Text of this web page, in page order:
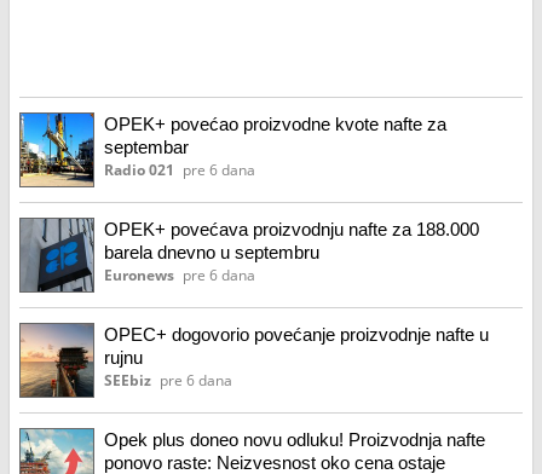
OPEK+ povećao proizvodne kvote nafte za
septembar
Radio 021 pre 6 dana
OPEK+ povećava proizvodnju nafte za 188.000
barela dnevno u septembru
Euronews pre 6 dana
OPEC+ dogovorio povećanje proizvodnje nafte u
rujnu
SEEbiz pre 6 dana
Opek plus doneo novu odluku! Proizvodnja nafte
ponovo raste: Neizvesnost oko cena ostaje